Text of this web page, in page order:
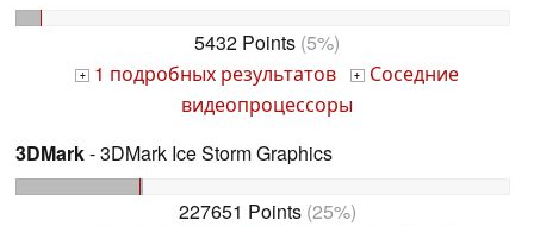
5432 Points (5%)
+ 1 подробных результатов + Соседние
видеопроцессоры
3DMark- 3DMark Ice Storm Graphics
227651 Points(25%)